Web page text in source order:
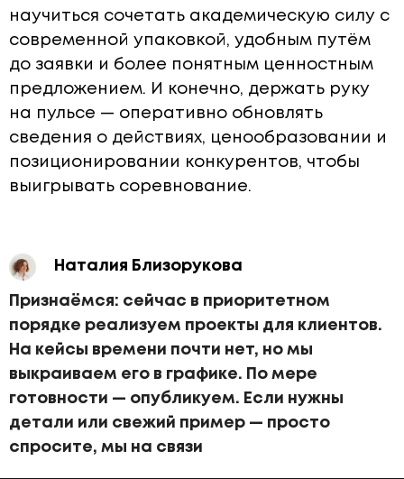
научиться сочетать академическую силу с
современной упаковкой, удобным путём
до заявки и более понятным ценностным
предложением. И конечно, держать руку
на пульсе — оперативно обновлять
сведения о действиях, ценообразовании и
позиционировании конкурентов, чтобы
выигрывать соревнование.
Наталия Близорукова
Признаёмся: сейчас в приоритетном
порядке реализуем проекты для клиентов.
На кейсы времени почти нет, но мы
выкраиваем его в графике. По мере
готовности — опубликуем. Если нужны
детали или свежий пример — просто
спросите, мы на связи